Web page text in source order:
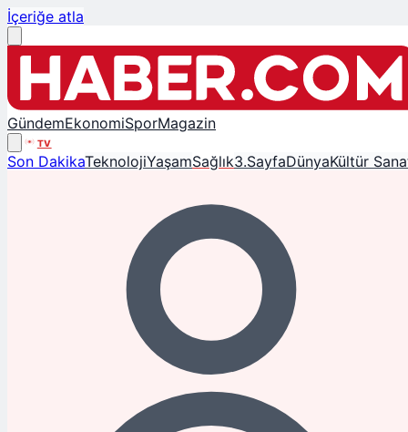
İçeriğe atla
GündemEkonomiSporMagazin
TV
Son DakikaTeknolojiYaşamSağlık3.SayfaDünyaKültür